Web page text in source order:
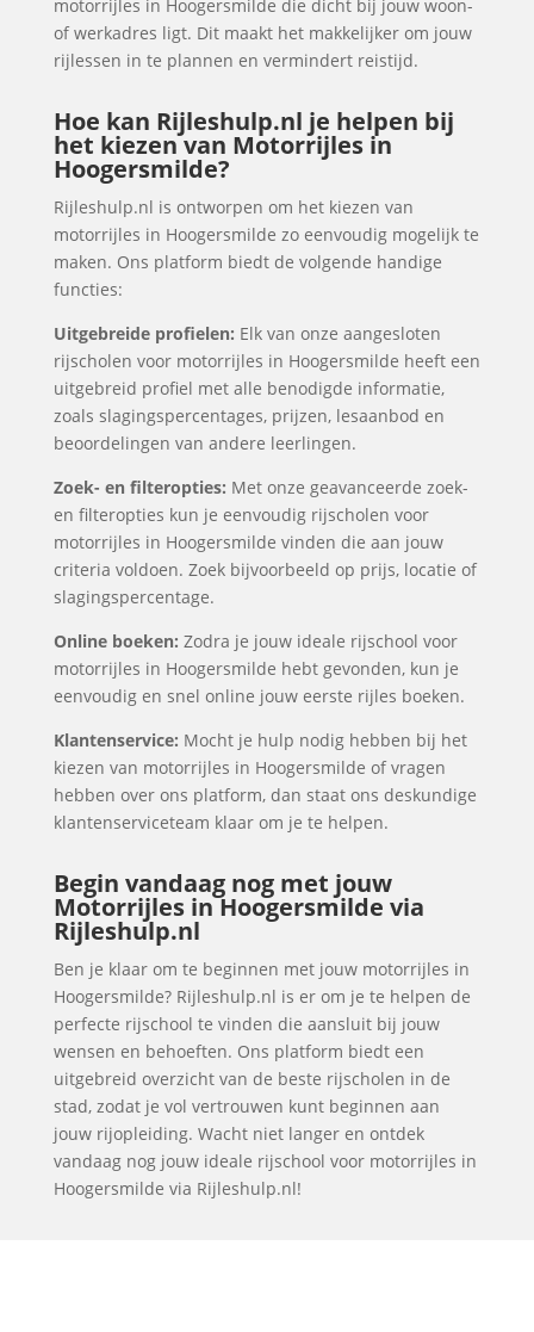
motorrijles in Hoogersmilde die dicht bij jouw woon-
of werkadres ligt. Dit maakt het makkelijker om jouw
rijlessen in te plannen en vermindert reistijd.
Hoe kan Rijleshulp.nl je helpen bij
het kiezen van Motorrijles in
Hoogersmilde?
Rijleshulp.nl is ontworpen om het kiezen van
motorrijles in Hoogersmilde zo eenvoudig mogelijk te
maken. Ons platform biedt de volgende handige
functies:
Uitgebreide profielen: Elk van onze aangesloten
rijscholen voor motorrijles in Hoogersmilde heeft een
uitgebreid profiel met alle benodigde informatie,
zoals slagingspercentages, prijzen, lesaanbod en
beoordelingen van andere leerlingen.
Zoek- en filteropties: Met onze geavanceerde zoek-
en filteropties kun je eenvoudig rijscholen voor
motorrijles in Hoogersmilde vinden die aan jouw
criteria voldoen. Zoek bijvoorbeeld op prijs, locatie of
slagingspercentage.
Online boeken: Zodra je jouw ideale rijschool voor
motorrijles in Hoogersmilde hebt gevonden, kun je
eenvoudig en snel online jouw eerste rijles boeken.
Klantenservice: Mocht je hulp nodig hebben bij het
kiezen van motorrijles in Hoogersmilde of vragen
hebben over ons platform, dan staat ons deskundige
klantenserviceteam klaar om je te helpen.
Begin vandaag nog met jouw
Motorrijles in Hoogersmilde via
Rijleshulp.nl
Ben je klaar om te beginnen met jouw motorrijles in
Hoogersmilde? Rijleshulp.nl is er om je te helpen de
perfecte rijschool te vinden die aansluit bij jouw
wensen en behoeften. Ons platform biedt een
uitgebreid overzicht van de beste rijscholen in de
stad, zodat je vol vertrouwen kunt beginnen aan
jouw rijopleiding. Wacht niet langer en ontdek
vandaag nog jouw ideale rijschool voor motorrijles in
Hoogersmilde via Rijleshulp.nl!